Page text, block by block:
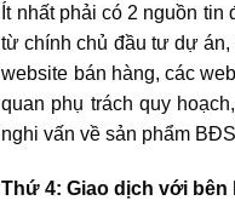
Ít nhất phải có 2 nguồn
từ chính chủ đầu tư dự
website bán hàng, các
quan phụ trách quy
nghi vấn về sản phẩm
Thứ 4: Giao dịch với